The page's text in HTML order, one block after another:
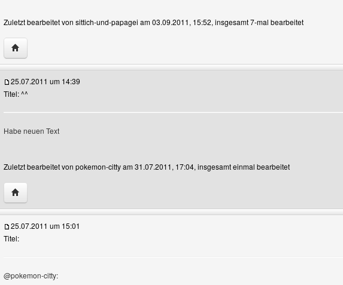
Zuletzt bearbeitet von sittich-und-papagei am 03.09.2011, 15:52, insgesamt 7-mal bearbeitet
Website dieses Benutzers besuchen: sittich-und-papagei
Profile anzeigen
25.07.2011 um 14:39
Titel: ^^
Habe neuen Text
Zuletzt bearbeitet von pokemon-citty am 31.07.2011, 17:04, insgesamt einmal bearbeitet
Website dieses Benutzers besuchen: pokemon-citty
Profile anzeigen
25.07.2011 um 15:01
Titel:
@pokemon-citty: